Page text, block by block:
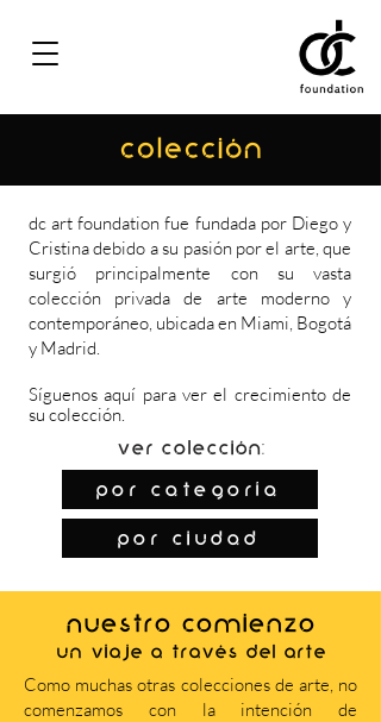
COLECCIÓN
dc art foundation fue fundada por Diego y
Cristina debido a su pasión por el arte, que
surgió principalmente con su vasta
colección privada de arte moderno y
contemporáneo, ubicada en Miami, Bogotá
y Madrid.
Síguenosaquí para ver el crecimiento de
su colección.
Ver colección:
por categoría
por ciudad
NUESTRO COMIENZO
Un viaje a través del arte
Como muchas otras colecciones de arte, no
comenzamos con la intención de